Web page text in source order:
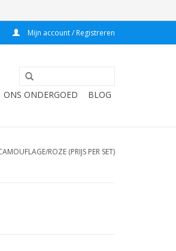
Mijn account / Registreren
ONS ONDERGOED BLOG
ROZE (PRIJS PER SET)